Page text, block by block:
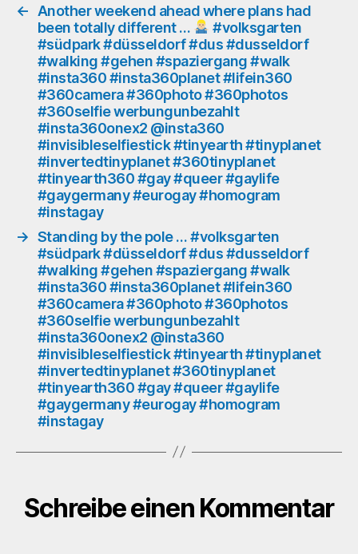
#insta360planet
#lifein360
#360camera
#360photo
#360photos
#360selfie
@insta360
#invisibleselfiestick
#tinyearth
#tinyplanet
#360tinyplanet
#tinyearth360
#gay
#queer
#gaylife
#homogram
#instagay
←
Another weekend ahead where plans had
been totally different …
#volksgarten
#südpark #düsseldorf #dus #dusseldorf
#walking #gehen #spaziergang #walk
#insta360 #insta360planet #lifein360
#360camera #360photo #360photos
#360selfie werbungunbezahlt
#insta360onex2 @insta360
#invisibleselfiestick #tinyearth #tinyplanet
#invertedtinyplanet #360tinyplanet
#tinyearth360 #gay #queer #gaylife
#gaygermany #eurogay #homogram
#instagay
→ Standing by the pole … #volksgarten
#südpark #düsseldorf #dus #dusseldorf
#walking #gehen #spaziergang #walk
#insta360 #insta360planet #lifein360
#360camera #360photo #360photos
#360selfie werbungunbezahlt
#insta360onex2 @insta360
#invisibleselfiestick #tinyearth #tinyplanet
#invertedtinyplanet #360tinyplanet
#tinyearth360 #gay #queer #gaylife
#gaygermany #eurogay #homogram
#instagay
Schreibe einen Kommentar